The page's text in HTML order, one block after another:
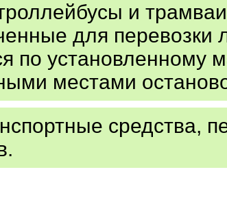
и
для перевозки
по установленному
местами
средства,